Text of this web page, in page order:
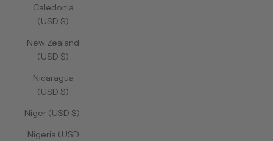
Caledonia
(USD $)
New Zealand
(USD $)
Nicaragua
(USD $)
Niger (USD $)
Nigeria (USD